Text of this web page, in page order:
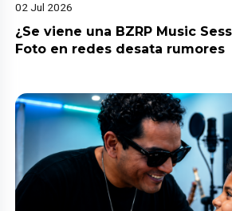
02 Jul 2026
¿Se viene una BZRP Music
Foto en redes desata rumores